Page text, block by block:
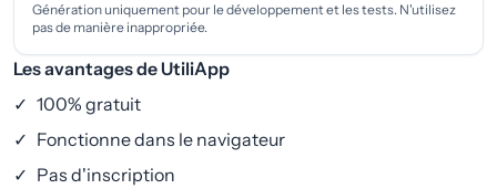
Génération uniquement pour le développement et les tests. N'utilisez
pas de manière inappropriée.
Les avantages de UtiliApp
✓ 100% gratuit
✓ Fonctionne dans le navigateur
✓ Pas d'inscription